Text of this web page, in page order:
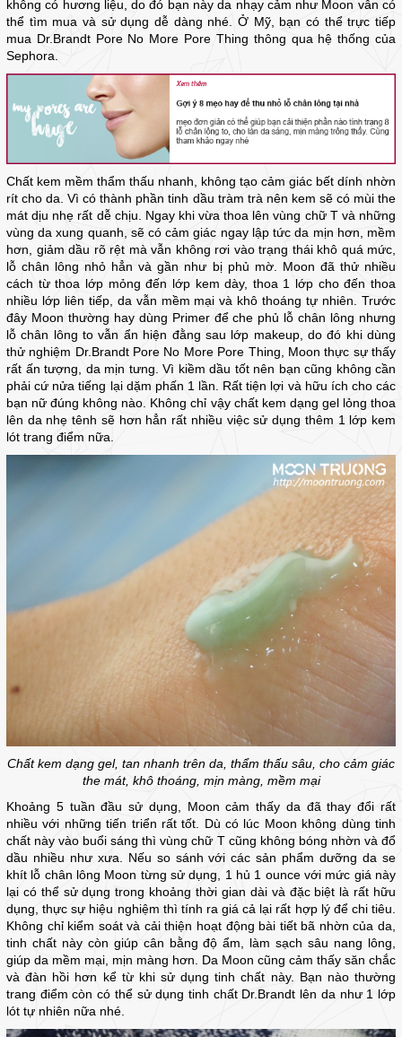
không có hương liệu, do đó bạn này da nhạy cảm như Moon vẫn có
thể tìm mua và sử dụng dễ dàng nhé. Ở Mỹ, bạn có thể trực tiếp
mua Dr.Brandt Pore No More Pore Thing thông qua hệ thống của
Sephora.
Chất kem mềm thẩm thấu nhanh, không tạo cảm giác bết dính nhờn
rít cho da. Vì có thành phần tinh dầu tràm trà nên kem sẽ có mùi the
mát dịu nhẹ rất dễ chịu. Ngay khi vừa thoa lên vùng chữ T và những
vùng da xung quanh, sẽ có cảm giác ngay lập tức da mịn hơn, mềm
hơn, giảm dầu rõ rệt mà vẫn không rơi vào trạng thái khô quá mức,
lỗ chân lông nhỏ hẳn và gần như bị phủ mờ. Moon đã thử nhiều
cách từ thoa lớp mỏng đến lớp kem dày, thoa 1 lớp cho đến thoa
nhiều lớp liên tiếp, da vẫn mềm mại và khô thoáng tự nhiên. Trước
đây Moon thường hay dùng Primer để che phủ lỗ chân lông nhưng
lỗ chân lông to vẫn ẩn hiện đằng sau lớp makeup, do đó khi dùng
thử nghiệm Dr.Brandt Pore No More Pore Thing, Moon thực sự thấy
rất ấn tượng, da mịn tưng. Vì kiềm dầu tốt nên bạn cũng không cần
phải cứ nửa tiếng lại dặm phấn 1 lần. Rất tiện lợi và hữu ích cho các
bạn nữ đúng không nào. Không chỉ vậy chất kem dạng gel lỏng thoa
lên da nhẹ tênh sẽ hơn hẳn rất nhiều việc sử dụng thêm 1 lớp kem
lót trang điểm nữa.
Chất kem dạng gel, tan nhanh trên da, thẩm thấu sâu, cho cảm giác
the mát, khô thoáng, mịn màng, mềm mại
Khoảng 5 tuần đầu sử dụng, Moon cảm thấy da đã thay đổi rất
nhiều với những tiến triển rất tốt. Dù có lúc Moon không dùng tinh
chất này vào buổi sáng thì vùng chữ T cũng không bóng nhờn và đổ
dầu nhiều như xưa. Nếu so sánh với các sản phẩm dưỡng da se
khít lỗ chân lông Moon từng sử dụng, 1 hủ 1 ounce với mức giá này
lại có thể sử dụng trong khoảng thời gian dài và đặc biệt là rất hữu
dụng, thực sự hiệu nghiệm thì tính ra giá cả lại rất hợp lý để chi tiêu.
Không chỉ kiểm soát và cải thiện hoạt động bài tiết bã nhờn của da,
tinh chất này còn giúp cân bằng độ ẩm, làm sạch sâu nang lông,
giúp da mềm mại, mịn màng hơn. Da Moon cũng cảm thấy săn chắc
và đàn hồi hơn kể từ khi sử dụng tinh chất này. Bạn nào thường
trang điểm còn có thể sử dụng tinh chất Dr.Brandt lên da như 1 lớp
lót tự nhiên nữa nhé.